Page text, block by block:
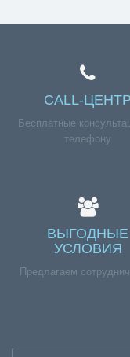
CALL-ЦЕНТР
Бесплатные
телефону
ВЫГОДНЫЕ
УСЛОВИЯ
Предлагаем